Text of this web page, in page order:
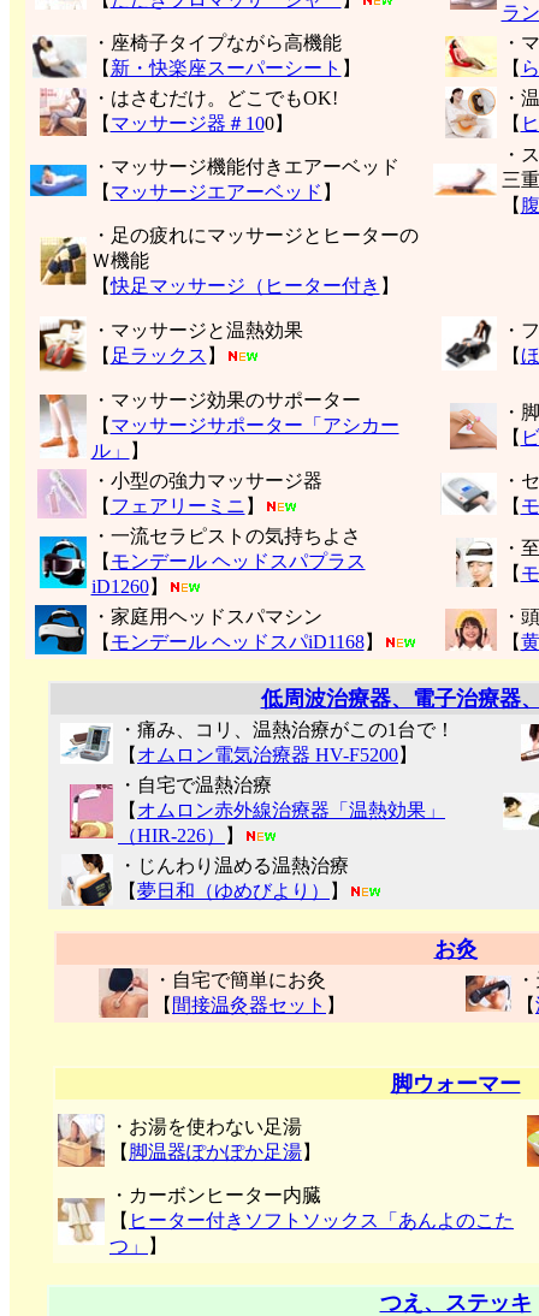
ラ
・座椅子タイプながら高機能
【 新・快楽座スーパーシート 】
・
【
・はさむだけ。どこでもOK!
【 マッサージ器＃100】
・
【
・マッサージ機能付きエアーベッド
【 マッサージエアーベッド 】
・
三
【
・足の疲れにマッサージとヒーターの
Ｗ機能
【快足マッサージ（ヒーター付き 】
・マッサージと温熱効果
【 足ラックス 】
・
【
・マッサージ効果のサポーター
【 マッサージサポーター「アシカー
ル」
】
・
【
・小型の強力マッサージ器
【 フェアリーミニ 】
・
【
・一流セラピストの気持ちよさ
【 モンデール ヘッドスパプラス
iD1260】
・
【
・家庭用ヘッドスパマシン
【 モンデール ヘッドスパiD1168】
・
【
低周波治療器、電子治療器
・痛み、コリ、温熱治療がこの1台で！
【 オムロン電気治療器 HV-F5200】
・自宅で温熱治療
【 オムロン赤外線治療器「温熱効果」
（HIR-226）
】
・じんわり温める温熱治療
【夢日和（ゆめびより） 】
お灸
・自宅で簡単にお灸
【 間接温灸器セット 】
【
脚ウォーマー
・お湯を使わない足湯
【 脚温器ぽかぽか足湯】
・カーボンヒーター内臓
【 ヒーター付きソフトソックス「あんよのこた
つ」
】
つえ、ステッキ